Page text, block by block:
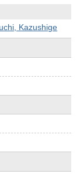
Kazushige